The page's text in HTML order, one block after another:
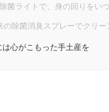
菌ライトで、身の回りをい
の除菌消臭スプレーでクリー
心がこもった手土産を